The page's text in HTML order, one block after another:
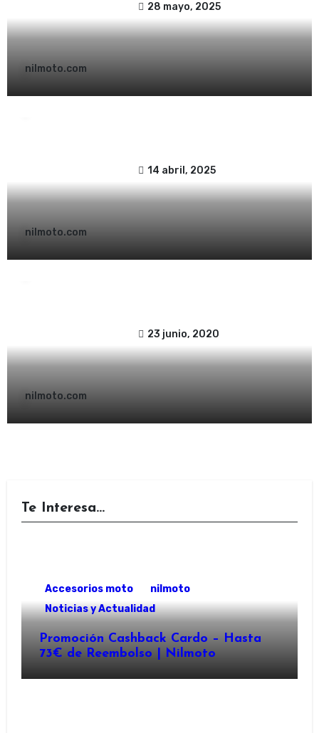
nilmoto.com
28 mayo, 2025
nilmoto.com
14 abril, 2025
nilmoto.com
23 junio, 2020
Te Interesa...
Accesorios moto
nilmoto
Noticias y Actualidad
Promoción Cashback Cardo – Hasta
73€ de Reembolso | Nilmoto